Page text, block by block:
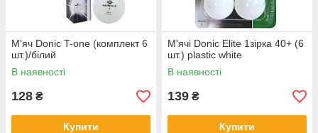
М'яч Donic T-one (комплект 6
шт.)/білий
В наявності
128 ₴
Купити
М'ячі Donic Elite 1зірка 40+ (6
шт.) plastic white
В наявності
139 ₴
Купити